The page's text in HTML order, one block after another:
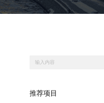
推荐项目